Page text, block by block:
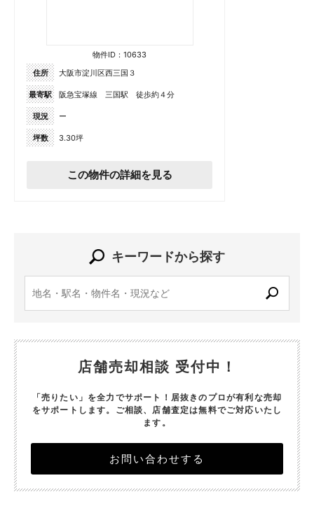
物件ID：10633
住所
大阪市淀川区西三国３
最寄駅 阪急宝塚線 三国駅 徒歩約４分
現況 ー
坪数 3.30坪
この物件の詳細を見る
キーワードから探す
店舗売却相談 受付中！
「売りたい」を全力でサポート！居抜きのプロが有利な売却
をサポートします。 ご相談、店舗査定は無料でご対応いたし
ます。
お問い合わせする